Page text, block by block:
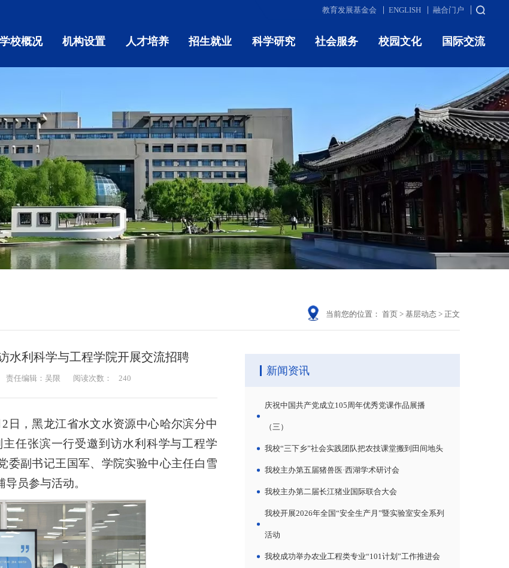
教育发展基金会 ENGLISH 融合门户
学校概况 机构设置 人才培养 招生就业 科学研究 社会服务 校园文化 国际交流
当前您的位置： 首页 > 基层动态 > 正文
水利科学与工程学院开展交流招聘
责任编辑：吴限 阅读次数： 240
日，黑龙江省水文水资源中心哈尔滨分中
任张滨一行受邀到访水利科学与工程学
委副书记王国军、学院实验中心主任白雪
员参与活动。
新闻资讯
庆祝中国共产党成立105周年优秀党课作品展播
（三）
我校“三下乡”社会实践团队把农技课堂搬到田间地头
我校主办第五届猪兽医·西湖学术研讨会
我校主办第二届长江猪业国际联合大会
我校开展2026年全国“安全生产月”暨实验室安全系列
活动
我校成功举办农业工程类专业“101计划”工作推进会